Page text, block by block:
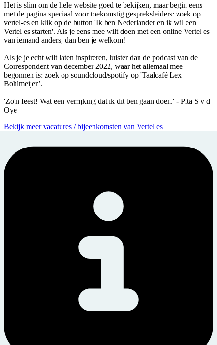
Het is slim om de hele website goed te bekijken, maar begin eens
met de pagina speciaal voor toekomstig gespreksleiders: zoek op
vertel-es en klik op de button 'Ik ben Nederlander en ik wil een
Vertel es starten'. Als je eens mee wilt doen met een online Vertel es
van iemand anders, dan ben je welkom!
Als je je echt wilt laten inspireren, luister dan de podcast van de
Correspondent van december 2022, waar het allemaal mee
begonnen is: zoek op soundcloud/spotify op 'Taalcafé Lex
Bohlmeijer’.
'Zo'n feest! Wat een verrijking dat ik dit ben gaan doen.' - Pita S v d
Oye
Bekijk meer vacatures / bijeenkomsten van Vertel es